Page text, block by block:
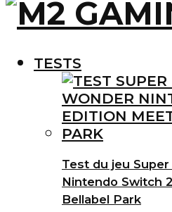
TESTS
Test du jeu
Nintendo Switch
Bellabel Park